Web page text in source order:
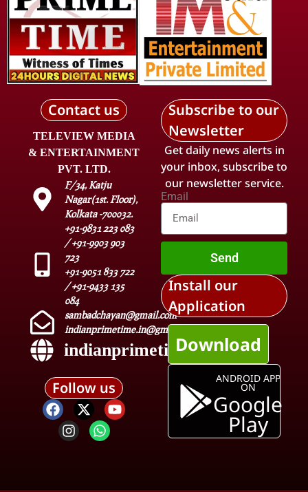
Contact us
TELEVIEW MEDIA
& ENTERTAINMENT
PVT. LTD.
F/34, Katju
Nagar(1st. Floor),
Kolkata -700032.
+91-9831 223 083
/ +91-9903 903
723
+91-9051 833 722
/ +91-9433 135
084
sambadchayan@gmail.com
indianprimetime.in@gmail.com
indianprimetime.in
Follow us
Subscribe to our
Newsletter
Get daily news alerts in
your inbox, subscribe to
our newsletter service.
Email
Send
Install our
Application
Download
ANDROID APP
ON
Google
Play